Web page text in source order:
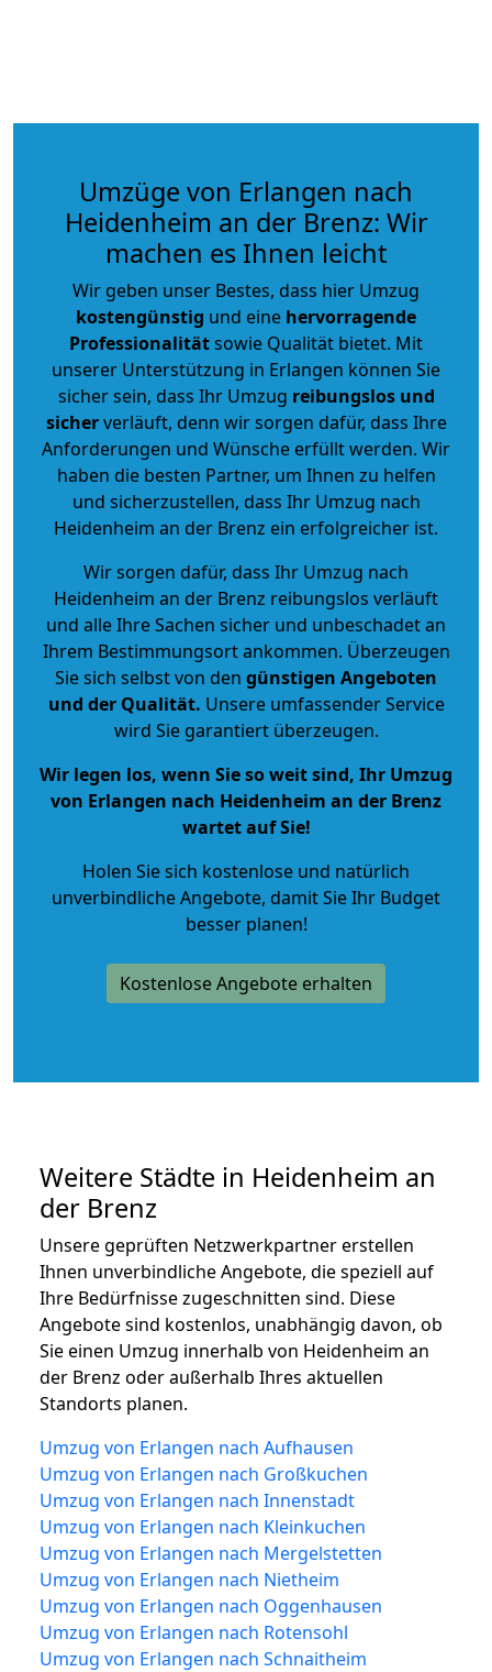
Umzüge von Erlangen nach
Heidenheim an der Brenz: Wir
machen es Ihnen leicht
Wir geben unser Bestes, dass hier Umzug
kostengünstig und eine hervorragende
Professionalitätsowie Qualität bietet. Mit
unserer Unterstützung in Erlangen können Sie
sicher sein, dass Ihr Umzug reibungslos und
sicherverläuft, denn wir sorgen dafür, dass Ihre
Anforderungen und Wünsche erfüllt werden. Wir
haben die besten Partner, um Ihnen zu helfen
und sicherzustellen, dass Ihr Umzug nach
Heidenheim an der Brenz ein erfolgreicher ist.
Wir sorgen dafür, dass Ihr Umzug nach
Heidenheim an der Brenz reibungslos verläuft
und alle Ihre Sachen sicher und unbeschadet an
Ihrem Bestimmungsort ankommen. Überzeugen
Sie sich selbst von den günstigen Angeboten
und der Qualität. Unsere umfassender Service
wird Sie garantiert überzeugen.
Wir legen los, wenn Sie so weit sind, Ihr Umzug
von Erlangen nach Heidenheim an der Brenz
wartet auf Sie!
Holen Sie sich kostenlose und natürlich
unverbindliche Angebote, damit Sie Ihr Budget
besser planen!
Kostenlose Angebote erhalten
Weitere Städte in Heidenheim an
der Brenz
Unsere geprüften Netzwerkpartner erstellen
Ihnen unverbindliche Angebote, die speziell auf
Ihre Bedürfnisse zugeschnitten sind. Diese
Angebote sind kostenlos, unabhängig davon, ob
Sie einen Umzug innerhalb von Heidenheim an
der Brenz oder außerhalb Ihres aktuellen
Standorts planen.
Umzug von Erlangen nach Aufhausen
Umzug von Erlangen nach Großkuchen
Umzug von Erlangen nach Innenstadt
Umzug von Erlangen nach Kleinkuchen
Umzug von Erlangen nach Mergelstetten
Umzug von Erlangen nach Nietheim
Umzug von Erlangen nach Oggenhausen
Umzug von Erlangen nach Rotensohl
Umzug von Erlangen nach Schnaitheim